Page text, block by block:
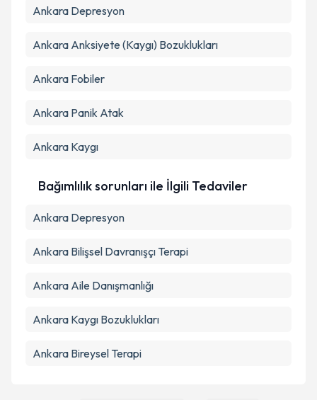
Ankara Depresyon
Ankara Anksiyete (Kaygı) Bozuklukları
Ankara Fobiler
Ankara Panik Atak
Ankara Kaygı
Bağımlılık sorunları ile İlgili Tedaviler
Ankara Depresyon
Ankara Bilişsel Davranışçı Terapi
Ankara Aile Danışmanlığı
Ankara Kaygı Bozuklukları
Ankara Bireysel Terapi